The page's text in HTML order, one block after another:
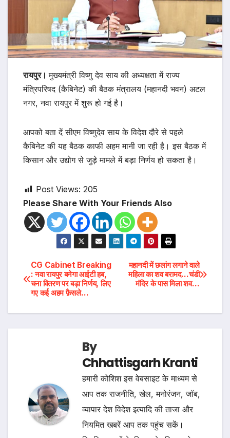
रायपुर।मुख्यमंत्री विष्णु देव साय की अध्यक्षता में राज्य
मंत्रिपरिषद (कैबिनेट) की बैठक मंत्रालय (महानदी भवन) अटल
नगर, नवा रायपुर में शुरू हो गई है।
आपको बता दें सीएम विष्णुदेव साय के विदेश दौरे से पहले
कैबिनेट की यह बैठक काफी अहम मानी जा रही है। इस बैठक में
किसान और उद्योग से जुड़े मामले में बड़ा निर्णय हो सकता है।
Post Views: 205
Please Share With Your Friends Also
Post
navigation
महानदी में छलांग लगाने वाले
महिला का शव बरामद…चंडी
मंदिर के पास मिला शव…
CG Cabinet Breaking
: नवा रायपुर बनेगा आईटी हब,
चना वितरण पर बड़ा निर्णय, लिए
गए कई अहम फ़ैसले…
By
Chhattisgarh Kranti
हमारी कोशिश इस वेबसाइट के माध्यम से
आप तक राजनीति, खेल, मनोरंजन, जॉब,
व्यापार देश विदेश इत्यादि की ताजा और
नियमित खबरें आप तक पहुंच सकें।